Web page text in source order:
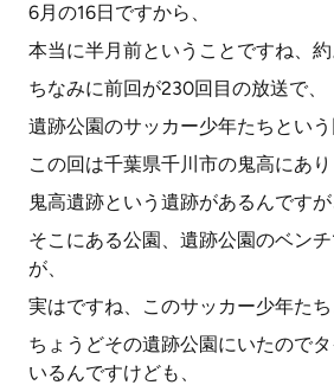
6月の16日ですから、
本当に半月前ということですね、約
ちなみに前回が230回目の放送で、
遺跡公園のサッカー少年たちという
この回は千葉県千川市の鬼高にあり
鬼高遺跡という遺跡があるんですが
そこにある公園、遺跡公園のベン
が、
実はですね、このサッカー少年たち
ちょうどその遺跡公園にいたので
いるんですけども、